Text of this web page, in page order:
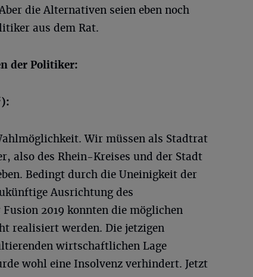
die Alternativen seien eben noch
aus dem Rat.
der Politiker:
Wir müssen als Stadtrat
also des Rhein-Kreises und der Stadt
Bedingt durch die Uneinigkeit der
Ausrichtung des
2019 konnten die möglichen
realisiert werden. Die jetzigen
wirtschaftlichen Lage
wohl eine Insolvenz verhindert. Jetzt